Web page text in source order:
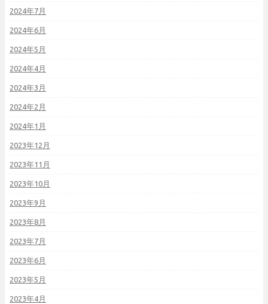
2024年7月
2024年6月
2024年5月
2024年4月
2024年3月
2024年2月
2024年1月
2023年12月
2023年11月
2023年10月
2023年9月
2023年8月
2023年7月
2023年6月
2023年5月
2023年4月